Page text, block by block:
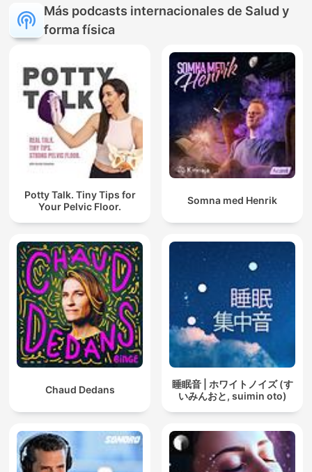
Más podcasts internacionales de Salud y
forma física
Potty Talk. Tiny Tips for
Your Pelvic Floor.
Somna med Henrik
Chaud Dedans
睡眠音 | ホワイトノイズ (す
いみんおと, suimin oto)